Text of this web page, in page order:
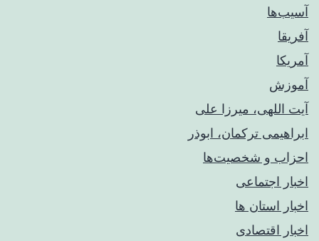
آسیب‌ها
آفریقا
آمریکا
آموزش
آیت اللهی، میرزا علی
ابراهیمی ترکمان، ابوذر
احزاب و شخصیت‌ها
اخبار اجتماعی
اخبار استان ها
اخبار اقتصادی